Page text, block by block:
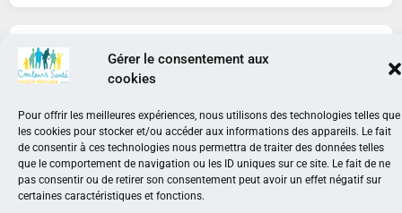
Gérer le consentement aux
cookies
Pour offrir les meilleures expériences, nous utilisons des technologies telles que
les cookies pour stocker et/ou accéder aux informations des appareils. Le fait
de consentir à ces technologies nous permettra de traiter des données telles
que le comportement de navigation ou les ID uniques sur ce site. Le fait de ne
pas consentir ou de retirer son consentement peut avoir un effet négatif sur
certaines caractéristiques et fonctions.
Agréée par la COCOF​